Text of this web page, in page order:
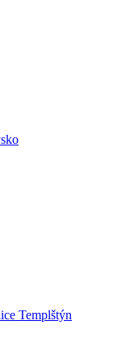
Templštýn